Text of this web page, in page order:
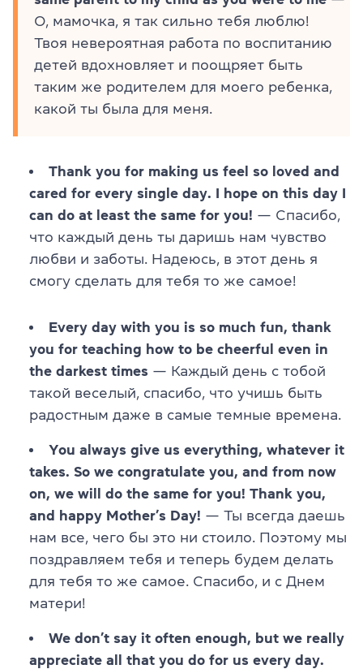
О, мамочка, я так сильно тебя люблю!
Твоя невероятная работа по воспитанию
детей вдохновляет и поощряет быть
таким же родителем для моего ребенка,
какой ты была для меня.
Thank you for making us feel so loved and
cared for every single day. I hope on this day I
can do at least the same for you! — Спасибо,
что каждый день ты даришь нам чувство
любви и заботы. Надеюсь, в этот день я
смогу сделать для тебя то же самое!
Every day with you is so much fun, thank
you for teaching how to be cheerful even in
the darkest times — Каждый день с тобой
такой веселый, спасибо, что учишь быть
радостным даже в самые темные времена.
You always give us everything, whatever it
takes. So we congratulate you, and from now
on, we will do the same for you! Thank you,
and happy Mother’s Day! — Ты всегда даешь
нам все, чего бы это ни стоило. Поэтому мы
поздравляем тебя и теперь будем делать
для тебя то же самое. Спасибо, и с Днем
матери!
We don’t say it often enough, but we really
appreciate all that you do for us every day.